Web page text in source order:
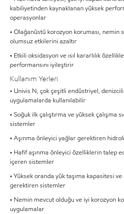
kabiliyetinden kaynaklanan yüksek
operasyonlar
• Olağanüstü korozyon koruması, nemin
olumsuz etkilerini azaltır
• Etkili oksidasyon ve ısıl kararlılık
performansını iyileştirir
Kullanım Yerleri
• Univis N, çok çeşitli endüstriyel,
uygulamalarda kullanılabilir
• Soğuk ilk çalıştırma ve yüksek çalışma
sistemler
• Aşınma önleyici yağlar gerektiren
• Hafif aşınma önleyici özelliklerin talep
içeren sistemler
• Yüksek oranda yük taşıma kapasitesi
gerektiren sistemler
• Nemin mevcut olduğu ve iyi korozyon
uygulamalar